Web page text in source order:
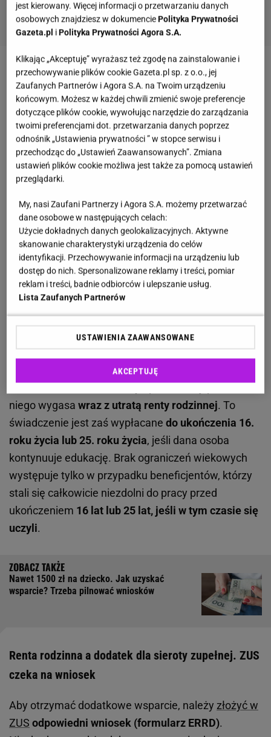
Zobacz wideoDuda zawetował składkę zdrowotną i
pokazał, że PiS jest potrzebny w pałacu
Dodatek dla sieroty zupełnej. Wszystko zaczyna się
od renty rodzinnej
Z dodatku dla sieroty zupełnej mogą skorzystać
obojga rodziców. Pieniądze otrzymamy także wtedy,
gdy dana osoba straci matkę, a ojciec pozostaje
nieznany od dnia narodzin wnioskodawcy.
Świadczenie przysługuje niezależnie od liczby
uprawnionych dzieci wrodzinieipodlega corocznej
waloryzacji. W tym przypadku każdy z beneficjentów
otrzyma pełną kwotę. Od 1 marca 2025 roku
dodatek dla sieroty zupełnej wynosi654,48 złotych
miesięczniei jest o 34 złote wyższy niż w roku
ubiegłym. Choć w teorii dodatek przysługuje
niego wygasa wraz z utratą renty rodzinnej. To
świadczenie jest zaś wypłacane do ukończenia 16.
roku życia lub 25. roku życia, jeśli dana osoba
kontynuuje edukację. Brak ograniczeń wiekowych
występuje tylko w przypadku beneficjentów, którzy
stali się całkowicie niezdolni do pracy przed
ukończeniem 16 lat lub 25 lat, jeśli w tym czasie się
uczyli.
Nawet 1500 zł na dziecko. Jak uzyskać
wsparcie? Trzeba pilnować wniosków
Renta rodzinna a dodatek dla sieroty zupełnej. ZUS
czeka na wniosek
Aby otrzymać dodatkowe wsparcie, należy złożyć w
ZUS odpowiedni wniosek (formularz ERRD).
jest kierowany. Więcej informacji o przetwarzaniu danych
osobowych znajdziesz w dokumencie Polityka Prywatności
Gazeta.pl i Polityka Prywatności Agora S.A.
Klikając „Akceptuję” wyrażasz też zgodę na zainstalowanie i
przechowywanie plików cookie Gazeta.pl sp. z o.o., jej
Zaufanych Partnerów i Agora S.A. na Twoim urządzeniu
końcowym. Możesz w każdej chwili zmienić swoje preferencje
dotyczące plików cookie, wywołując narzędzie do zarządzania
twoimi preferencjami dot. przetwarzania danych poprzez
odnośnik „Ustawienia prywatności ” w stopce serwisu i
przechodząc do „Ustawień Zaawansowanych”. Zmiana
ustawień plików cookie możliwa jest także za pomocą ustawień
przeglądarki.
My, nasi Zaufani Partnerzy i Agora S.A. możemy przetwarzać
dane osobowe w następujących celach:
Użycie dokładnych danych geolokalizacyjnych. Aktywne
skanowanie charakterystyki urządzenia do celów
identyfikacji. Przechowywanie informacji na urządzeniu lub
dostęp do nich. Spersonalizowane reklamy i treści, pomiar
reklam i treści, badnie odbiorców i ulepszanie usług.
Lista Zaufanych Partnerów
USTAWIENIA ZAAWANSOWANE
AKCEPTUJĘ